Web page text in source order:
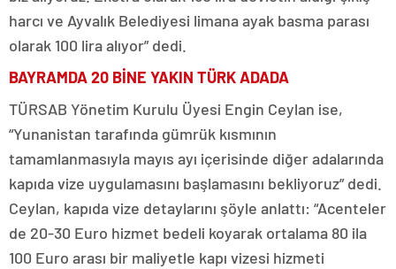
harcı ve Ayvalık Belediyesi limana ayak basma parası
olarak 100 lira alıyor” dedi.
BAYRAMDA 20 BİNE YAKIN TÜRK ADADA
TÜRSAB Yönetim Kurulu Üyesi Engin Ceylan ise,
“Yunanistan tarafında gümrük kısmının
tamamlanmasıyla mayıs ayı içerisinde diğer adalarında
kapıda vize uygulamasını başlamasını bekliyoruz” dedi.
Ceylan, kapıda vize detaylarını şöyle anlattı: “Acenteler
de 20-30 Euro hizmet bedeli koyarak ortalama 80 ila
100 Euro arası bir maliyetle kapı vizesi hizmeti